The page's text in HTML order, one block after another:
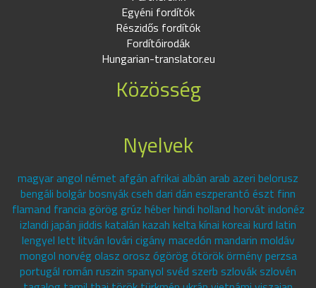
Egyéni fordítók
Részidős fordítók
Fordítóirodák
Hungarian-translator.eu
Közösség
Nyelvek
magyar angol német afgán afrikai albán arab azeri belorusz
bengáli bolgár bosnyák cseh dari dán eszperantó észt finn
flamand francia görög grúz héber hindi holland horvát indonéz
izlandi japán jiddis katalán kazah kelta kínai koreai kurd latin
lengyel lett litván lovári cigány macedón mandarin moldáv
mongol norvég olasz orosz ógörög ótörök örmény perzsa
portugál román ruszin spanyol svéd szerb szlovák szlovén